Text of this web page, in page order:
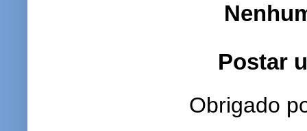
Postar
Obrigado